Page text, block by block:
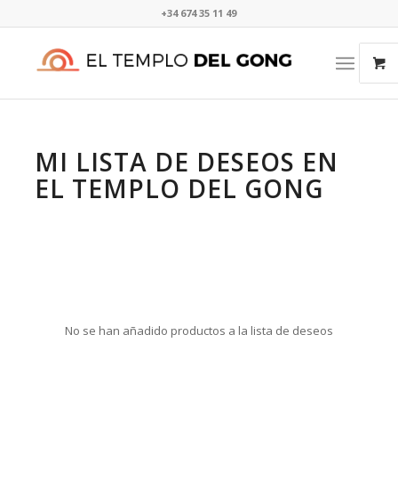
+34 674 35 11 49​⁠​
MI LISTA DE DESEOS EN
EL TEMPLO DEL GONG
No se han añadido productos a la lista de deseos